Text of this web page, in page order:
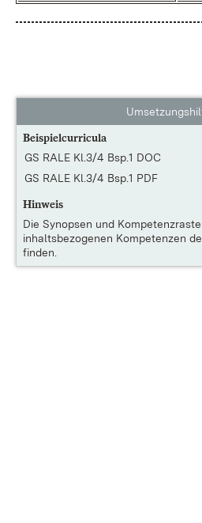
Beispielcurricula
GS RALE Kl.3/4 Bsp.1 DOC
GS RALE Kl.3/4 Bsp.1 PDF
Hinweis
Die Synopsen und
inhaltsbezogenen Kompetenzen
finden.